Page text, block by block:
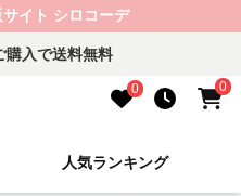
イト シロコーデ
購入で送料無料
0 0
人気ランキング